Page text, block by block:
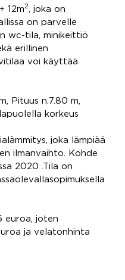
+ 12m2
, joka on
on parvelle
wc-tila, minikeittiö
erillinen
voi käyttää
Pituus n.7.80 m,
korkeus
joka lämpiää
ilmanvaihto. Kohde
2020 .Tila on
euroa, joten
ja velatonhinta